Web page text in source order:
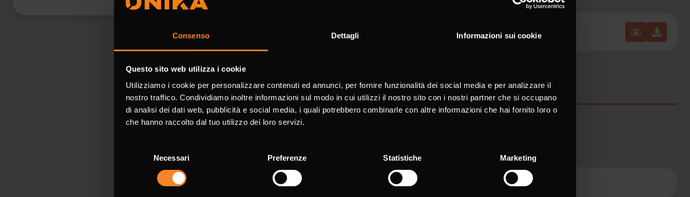
Consenso Dettagli Informazioni sui cookie
Questo sito web utilizza i cookie
Utilizziamo i cookie per personalizzare contenuti ed annunci, per fornire funzionalità dei social media e per analizzare il
nostro traffico. Condividiamo inoltre informazioni sul modo in cui utilizzi il nostro sito con i nostri partner che si occupano
di analisi dei dati web, pubblicità e social media, i quali potrebbero combinarle con altre informazioni che hai fornito loro o
che hanno raccolto dal tuo utilizzo dei loro servizi.
Necessari Preferenze Statistiche Marketing
Industrial Automation
Request for information
Fields marked with * are mandatory.
Name *